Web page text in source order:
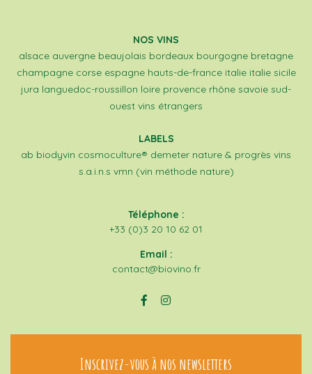
NOS VINS
alsace auvergne beaujolais bordeaux bourgogne bretagne
champagne corse espagne hauts-de-france italie italie sicile
jura languedoc-roussillon loire provence rhône savoie sud-
ouest vins étrangers
LABELS
ab biodyvin cosmoculture® demeter nature & progrès vins
s.a.i.n.s vmn (vin méthode nature)
Téléphone :
+33 (0)3 20 10 62 01
Email :
contact@biovino.fr
Inscrivez-vous à nos newsletters